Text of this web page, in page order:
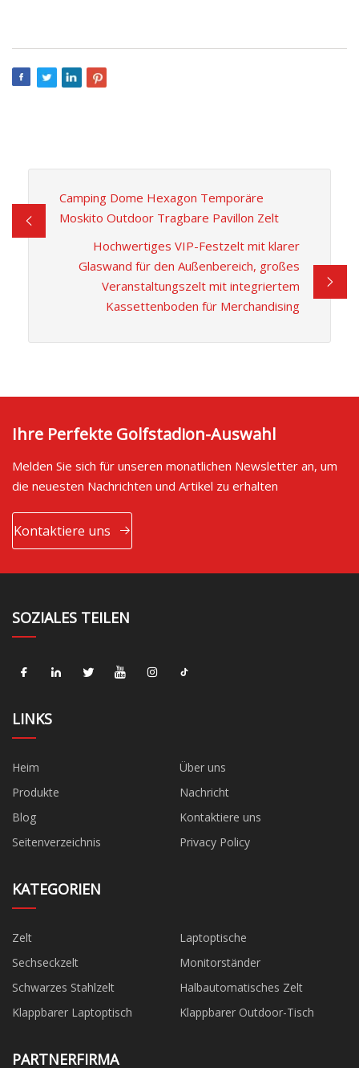
Camping Dome Hexagon Temporäre
Moskito Outdoor Tragbare Pavillon Zelt
Hochwertiges VIP-Festzelt mit klarer
Glaswand für den Außenbereich, großes
Veranstaltungszelt mit integriertem
Kassettenboden für Merchandising
Ihre Perfekte Golfstadion-Auswahl
Melden Sie sich für unseren monatlichen Newsletter an, um
die neuesten Nachrichten und Artikel zu erhalten
Kontaktiere uns
SOZIALES TEILEN
LINKS
Heim
Über uns
Produkte
Nachricht
Blog
Kontaktiere uns
Seitenverzeichnis
Privacy Policy
KATEGORIEN
Zelt
Laptoptische
Sechseckzelt
Monitorständer
Schwarzes Stahlzelt
Halbautomatisches Zelt
Klappbarer Laptoptisch
Klappbarer Outdoor-Tisch
PARTNERFIRMA